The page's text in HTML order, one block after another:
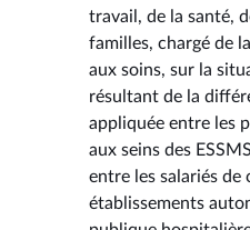
travail, de la santé,
familles, chargé de
aux soins, sur la
résultant de la
appliquée entre les
aux seins des
entre les salariés de
établissements